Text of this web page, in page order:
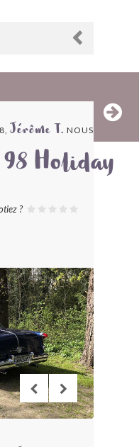
?
MARQUES
BLV ?
Jérôme T. NOUS
98 Holiday
?